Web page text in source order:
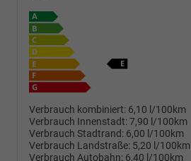
Verbrauch kombiniert: 6,10 l/100km
Verbrauch Innenstadt:7,90 l/100km
Verbrauch Stadtrand: 6,00 l/100km
Verbrauch Landstraße: 5,20 l/100km
Verbrauch Autobahn: 6,40 l/100km